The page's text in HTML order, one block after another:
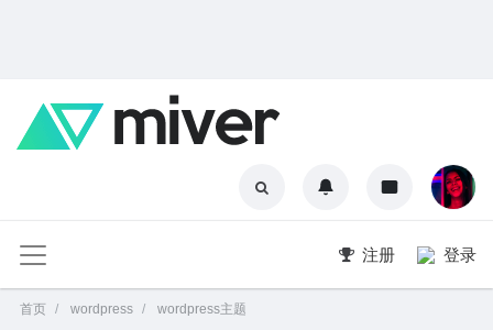
注册 登录
首页 wordpress wordpress主题